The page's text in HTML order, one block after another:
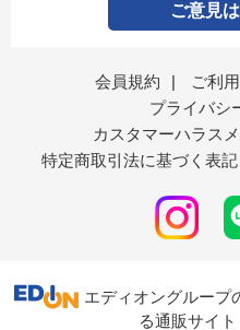
ご意見
会員規約 | ご利
プライバシ
カスタマーハラス
特定商取引法に基づく表記
エディオングループ
る通販サイト